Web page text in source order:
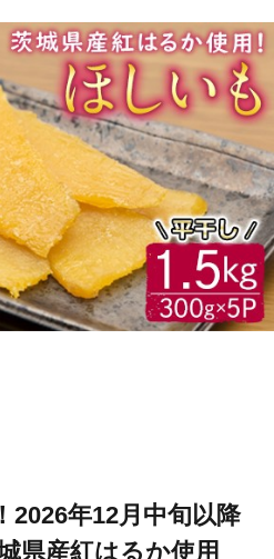
2026年12月中旬以降
県産紅はるか使用